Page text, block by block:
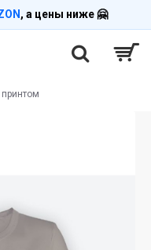
, а цены ниже 🤗